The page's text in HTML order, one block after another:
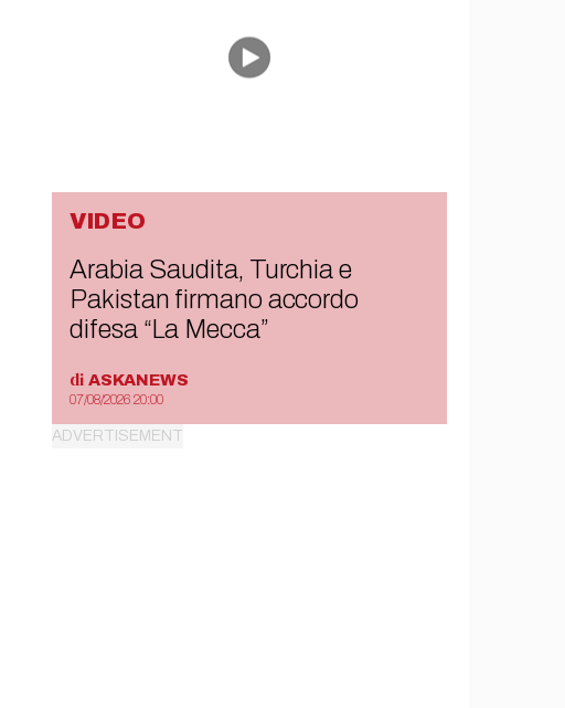
VIDEO
Arabia Saudita, Turchia e
Pakistan firmano accordo
difesa “La Mecca”
di ASKANEWS
07/08/2026 20:00